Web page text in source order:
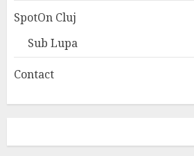
SpotOn Cluj
Sub Lupa
Contact